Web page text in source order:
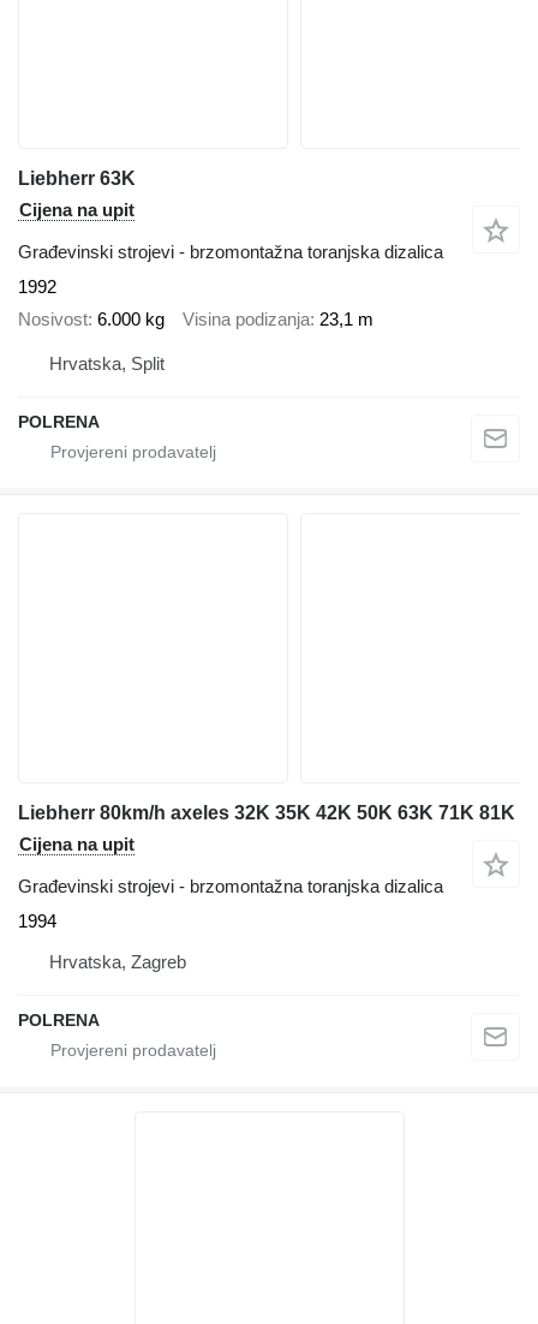
Liebherr 63K
Cijena na upit
Građevinski strojevi - brzomontažna toranjska dizalica
1992
Nosivost 6.000 kg Visina podizanja 23,1 m
Hrvatska, Split
POLRENA
Liebherr 80km/h axeles 32K 35K 42K 50K 63K 71K 81K
Cijena na upit
Građevinski strojevi - brzomontažna toranjska dizalica
1994
Hrvatska, Zagreb
POLRENA